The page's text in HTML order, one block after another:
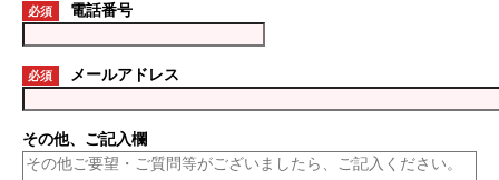
必須 電話番号
必須 メールアドレス
その他、ご記入欄